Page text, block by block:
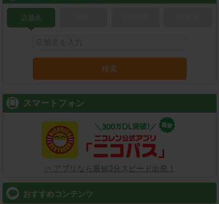
店舗名
検索
スマートフォン
⇒ アプリなら最短3分スピード出発！
おすすめコンテンツ